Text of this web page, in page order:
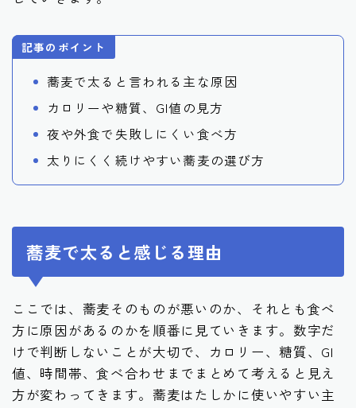
記事のポイント
蕎麦で太ると言われる主な原因
カロリーや糖質、GI値の見方
夜や外食で失敗しにくい食べ方
太りにくく続けやすい蕎麦の選び方
蕎麦で太ると感じる理由
ここでは、蕎麦そのものが悪いのか、それとも食べ
方に原因があるのかを順番に見ていきます。数字だ
けで判断しないことが大切で、カロリー、糖質、GI
値、時間帯、食べ合わせまでまとめて考えると見え
方が変わってきます。蕎麦はたしかに使いやすい主